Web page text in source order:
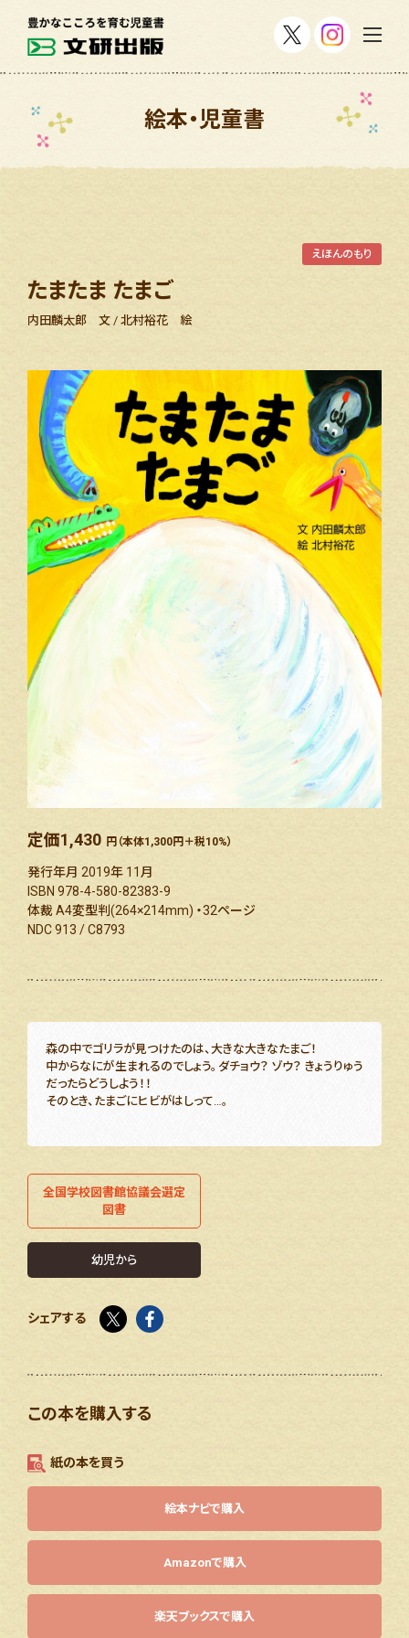
絵本・児童書
えほんのもり
たまたま たまご
内田麟太郎 文 / 北村裕花 絵
定価1,430 円（本体1,300円＋税10%）
発行年月 2019年 11月
ISBN 978-4-580-82383-9
体裁 A4変型判(264×214mm) ・32ページ
NDC 913 / C8793
森の中でゴリラが見つけたのは、大きな大きなたまご！
中からなにが生まれるのでしょう。ダチョウ？ ゾウ？ きょうりゅう
だったらどうしよう！！
そのとき、たまごにヒビがはしって…。
全国学校図書館協議会選定
図書
幼児から
シェアする X facebook
この本を購入する
紙の本を買う
絵本ナビで購入
Amazonで購入
楽天ブックスで購入